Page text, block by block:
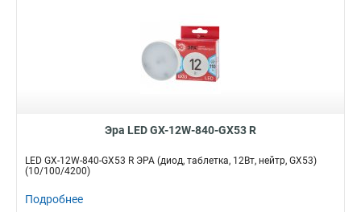
Эра LED GX-12W-840-GX53 R
LED GX-12W-840-GX53 R ЭРА (диод, таблетка, 12Вт, нейтр, GX53)
(10/100/4200)
Подробнее